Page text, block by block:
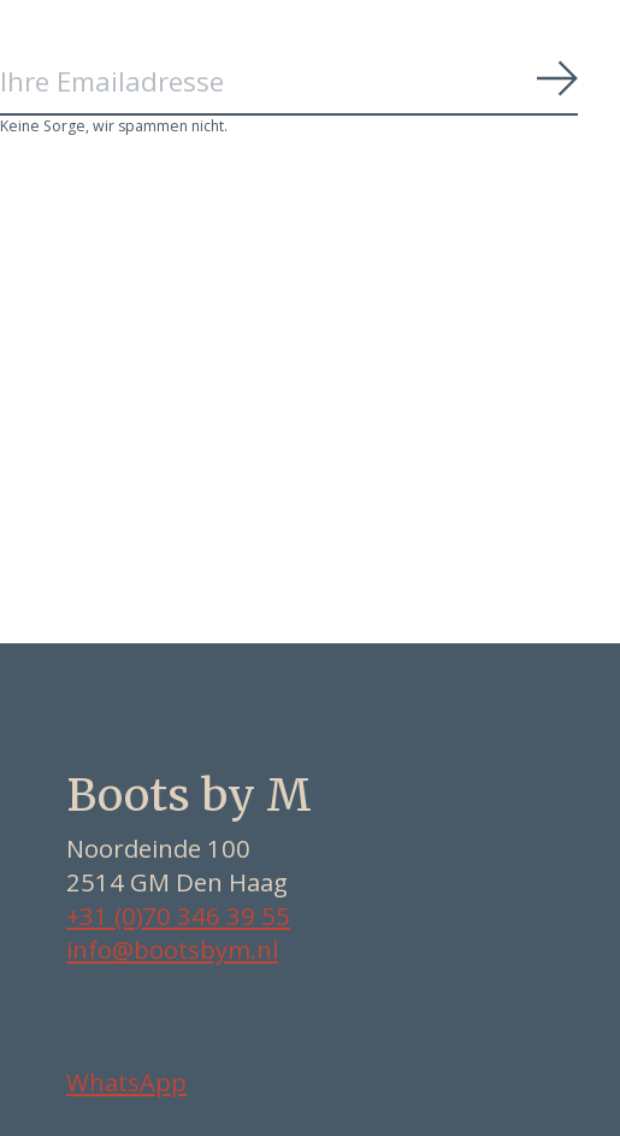
Keine Sorge, wir spammen nicht.
Boots by M
Noordeinde 100
2514 GM Den Haag
+31 (0)70 346 39 55
info@bootsbym.nl
WhatsApp